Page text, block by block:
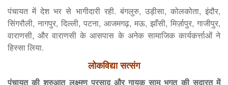
पंचायत में देश भर से भागीदारी रही. बंगलुरु, उड़ीसा, कोलकोता, इंदौर,
सिंगरौली, नागपुर, दिल्ली, पटना, आजमगढ़, मऊ, झाँसी, मिर्ज़ापुर, गाजीपुर,
वाराणसी, और वाराणसी के आसपास के अनेक सामाजिक कार्यकर्त्ताओं ने
हिस्सा लिया.
लोकविद्या सत्संग
पंचायत की शुरुआत लक्ष्मण प्रसाद और गायक सामू भगत की सदारत में